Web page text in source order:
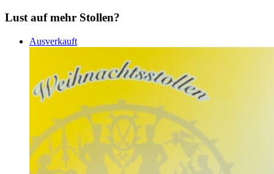
Lust auf mehr Stollen?
Ausverkauft